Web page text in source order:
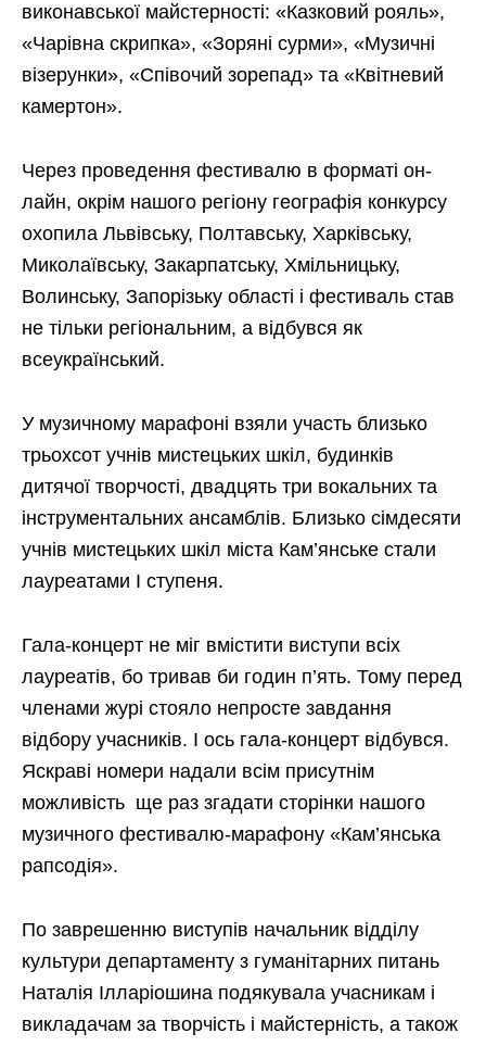
виконавської майстерності: «Казковий рояль»,
«Чарівна скрипка», «Зоряні сурми», «Музичні
візерунки», «Співочий зорепад» та «Квітневий
камертон».
Через проведення фестивалю в форматі он-
лайн, окрім нашого регіону географія конкурсу
охопила Львівську, Полтавську, Харківську,
Миколаївську, Закарпатську, Хмільницьку,
Волинську, Запорізьку області і фестиваль став
не тільки регіональним, а відбувся як
всеукраїнський.
У музичному марафоні взяли участь близько
трьохсот учнів мистецьких шкіл, будинків
дитячої творчості, двадцять три вокальних та
інструментальних ансамблів. Близько сімдесяти
учнів мистецьких шкіл міста Кам’янське стали
лауреатами І ступеня.
Гала-концерт не міг вмістити виступи всіх
лауреатів, бо тривав би годин п’ять. Тому перед
членами журі стояло непросте завдання
відбору учасників. І ось гала-концерт відбувся.
Яскраві номери надали всім присутнім
можливість ще раз згадати сторінки нашого
музичного фестивалю-марафону «Кам’янська
рапсодія».
По заврешенню виступів начальник відділу
культури департаменту з гуманітарних питань
Наталія Ілларіошина подякувала учасникам і
викладачам за творчість і майстерність, а також